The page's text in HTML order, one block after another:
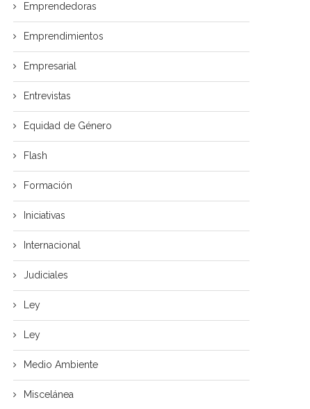
Emprendedoras
Emprendimientos
Empresarial
Entrevistas
Equidad de Género
Flash
Formación
Iniciativas
Internacional
Judiciales
Ley
Ley
Medio Ambiente
Miscelánea